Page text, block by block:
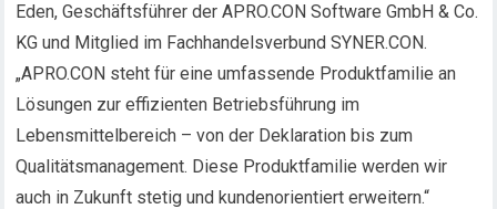
Eden, Geschäftsführer der APRO.CON Software GmbH & Co.
KG und Mitglied im Fachhandelsverbund SYNER.CON.
„APRO.CON steht für eine umfassende Produktfamilie an
Lösungen zur effizienten Betriebsführung im
Lebensmittelbereich – von der Deklaration bis zum
Qualitätsmanagement. Diese Produktfamilie werden wir
auch in Zukunft stetig und kundenorientiert erweitern.“